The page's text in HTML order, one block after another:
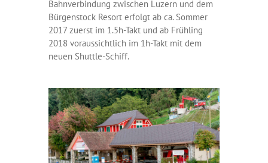
Bahnverbindung zwischen Luzern und dem
Bürgenstock Resort erfolgt ab ca. Sommer
2017 zuerst im 1.5h-Takt und ab Frühling
2018 voraussichtlich im 1h-Takt mit dem
neuen Shuttle-Schiff.